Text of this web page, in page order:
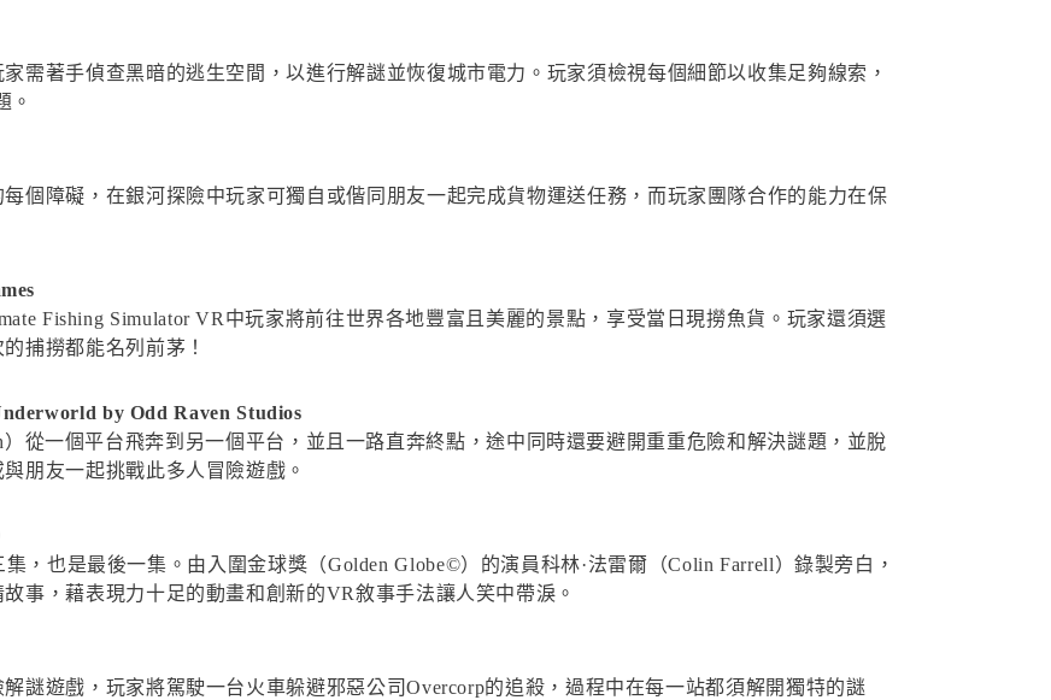
需著手偵查黑暗的逃生空間，以進行解謎並恢復城市電力。玩家須檢視每個細節以收集足夠線索，
。
個障礙，在銀河探險中玩家可獨自或偕同朋友一起完成貨物運送任務，而玩家團隊合作的能力在保
Fishing Simulator VR中玩家將前往世界各地豐富且美麗的景點，享受當日現撈魚貨。玩家還須選
捕撈都能名列前茅！
by Odd Raven Studios
從一個平台飛奔到另一個平台，並且一路直奔終點，途中同時還要避開重重危險和解決謎題，並脫
朋友一起挑戰此多人冒險遊戲。
，也是最後一集。由入圍金球獎（Golden Globe©）的演員科林·法雷爾（Colin Farrell）錄製旁白，
事，藉表現力十足的動畫和創新的VR敘事手法讓人笑中帶淚。
謎遊戲，玩家將駕駛一台火車躲避邪惡公司Overcorp的追殺，過程中在每一站都須解開獨特的謎